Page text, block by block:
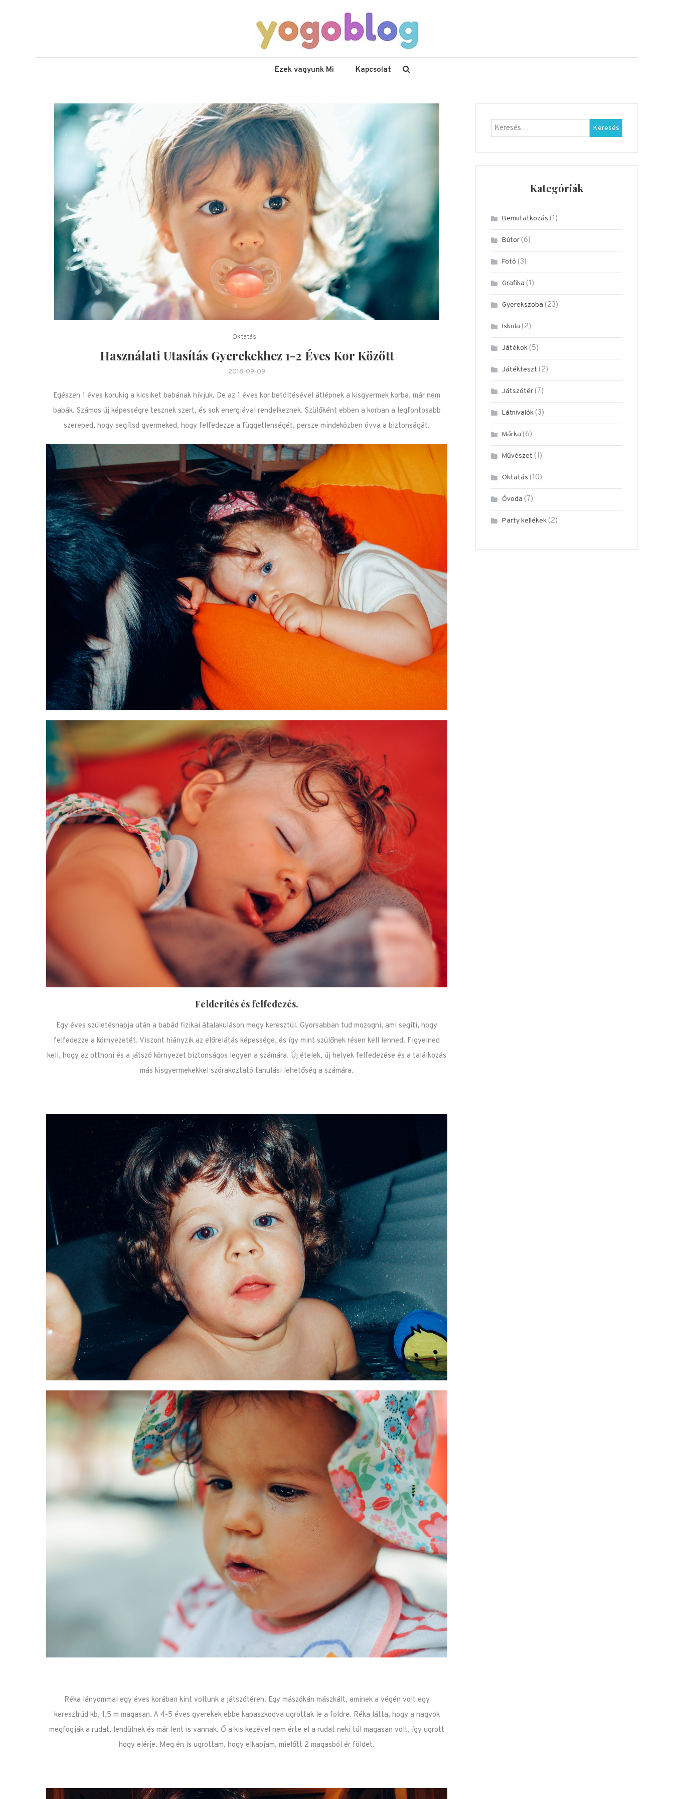
Yogoblog Ezek vagyunk Mi Kapcsolat
Oktatás
Használati Utasítás Gyerekekhez 1-2 Éves Kor Között
2018-09-09
Egészen 1 éves korukig a kicsiket babának hívjuk. De az 1 éves kor betöltésével átlépnek a kisgyermek korba, már nem
babák. Számos új képességre tesznek szert, és sok energiával rendelkeznek. Szülőként ebben a korban a legfontosabb
szereped, hogy segítsd gyermeked, hogy felfedezze a függetlenségét, persze mindeközben óvva a biztonságát.
Felderítés és felfedezés.
Egy éves születésnapja után a babád fizikai átalakuláson megy keresztül. Gyorsabban tud mozogni, ami segíti, hogy
felfedezze a környezetét. Viszont hiányzik az előrelátás képessége, és így mint szülőnek résen kell lenned. Figyelned
kell, hogy az otthoni és a játszó környezet biztonságos legyen a számára. Új ételek, új helyek felfedezése és a találkozás
más kisgyermekekkel szórakoztató tanulási lehetőség a számára.
Réka lányommal egy éves korában kint voltunk a játszótéren. Egy mászókán mászkált, aminek a végén volt egy
keresztrúd kb, 1,5 m magasan. A 4-5 éves gyerekek ebbe kapaszkodva ugrottak le a foldre. Réka látta, hogy a nagyok
megfogják a rudat, lendülnek és már lent is vannak. Ő a kis kezével nem érte el a rudat neki túl magasan volt, így ugrott
hogy elérje. Meg én is ugrottam, hogy elkapjam, mielőtt 2 magasból ér földet.
Keresés:
Kategóriák
Bemutatkozás (1)
Bútor (6)
Fotó (3)
Grafika (1)
Gyerekszoba (23)
Iskola (2)
Játékok (5)
Játékteszt (2)
Játszótér (7)
Látnivalók (3)
Márka (6)
Művészet (1)
Oktatás (10)
Óvoda (7)
Party kellékek (2)